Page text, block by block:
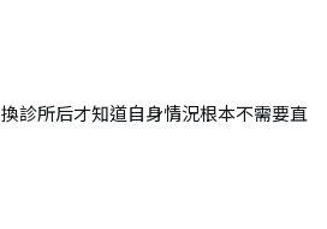
診所后才知道自身情況根本不需要直